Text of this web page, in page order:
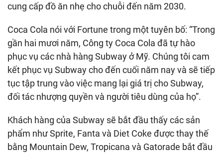
cung cấp đồ ăn nhẹ cho chuỗi đến năm 2030.
Coca Cola nói với Fortune trong một tuyên bố: “Trong
gần hai mươi năm, Công ty Coca Cola đã tự hào
phục vụ các nhà hàng Subway ở Mỹ. Chúng tôi cam
kết phục vụ Subway cho đến cuối năm nay và sẽ tiếp
tục tập trung vào việc mang lại giá trị cho Subway,
đối tác nhượng quyền và người tiêu dùng của họ”.
Khách hàng của Subway sẽ bắt đầu thấy các sản
phẩm như Sprite, Fanta và Diet Coke được thay thế
bằng Mountain Dew, Tropicana và Gatorade bắt đầu